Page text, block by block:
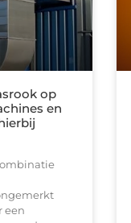
op
en
een